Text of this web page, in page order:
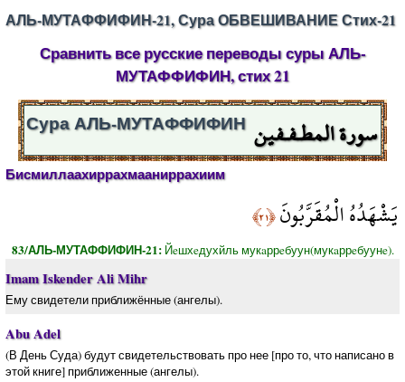
АЛЬ-МУТАФФИФИН-21, Сура ОБВЕШИВАНИЕ Стих-21
Сравнить все русские переводы суры АЛЬ-
МУТАФФИФИН, стих 21
سورة المطـفـفين Сура АЛЬ-МУТАФФИФИН
Бисмиллаахиррахмааниррахиим
يَشْهَدُهُ الْمُقَرَّبُونَ﴿٢١﴾
83/АЛЬ-МУТАФФИФИН-21: Йeшхeдухйль мукaррeбуун(мукaррeбуунe).
Imam Iskender Ali Mihr
Ему свидетели приближённые (ангелы).
Abu Adel
(В День Суда) будут свидетельствовать про нее [про то, что написано в
этой книге] приближенные (ангелы).